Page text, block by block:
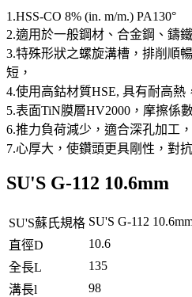
1.HSS-CO 8% (in. m/m.) PA130°
2.適用於一般鋼材、合金鋼、鑄
3.特殊形狀之螺旋溝槽，排削順
短，
4.使用高鈷材質HSE, 具有耐高熱
5.表面TiN膜層HV2000，摩擦係
6.推力負荷減少，適合深孔加工
7.心厚大，使鑽頭更具剛性，對
SU'S G-112 10.6mm
SU'S蘇氏規格 SU'S G-112
直徑D
10.6
全長L
135
溝長l
98